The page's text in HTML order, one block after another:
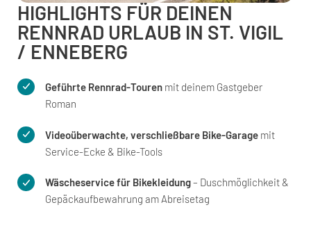
HIGHLIGHTS FÜR DEINEN
RENNRAD URLAUB IN ST. VIGIL
/ ENNEBERG
Geführte Rennrad-Tourenmit deinem Gastgeber
Roman
Videoüberwachte, verschließbare Bike-Garagemit
Service-Ecke & Bike-Tools
Wäscheservice für Bikekleidung– Duschmöglichkeit &
Gepäckaufbewahrung am Abreisetag